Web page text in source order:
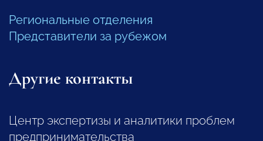
Региональные отделения
Представители за рубежом
Другие контакты
Центр экспертизы и аналитики проблем
предпринимательства